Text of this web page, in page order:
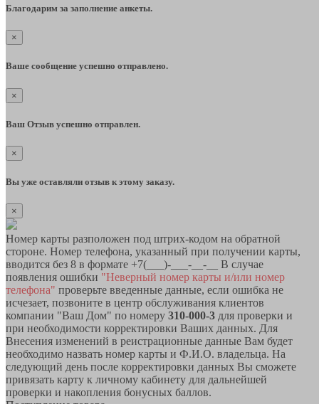
Благодарим за заполнение анкеты.
×
Ваше сообщение успешно отправлено.
×
Ваш Отзыв успешно отправлен.
×
Вы уже оставляли отзыв к этому заказу.
×
Номер карты разположен под штрих-кодом на обратной
стороне. Номер телефона, указанный при получении карты,
вводится без 8 в формате +7(___)-___-__-__ В случае
появления ошибки "Неверный номер карты и/или номер
телефона" проверьте введенные данные, если ошибка не
исчезает, позвоните в центр обслуживания клиентов
компании "Ваш Дом" по номеру 310-000-3 для проверки и
при необходимости корректировки Ваших данных. Для
Внесения изменений в реистрационные данные Вам будет
необходимо назвать номер карты и Ф.И.О. владельца. На
следующий день после корректировки данных Вы сможете
привязать карту к личному кабинету для дальнейшей
проверки и накопления бонусных баллов.